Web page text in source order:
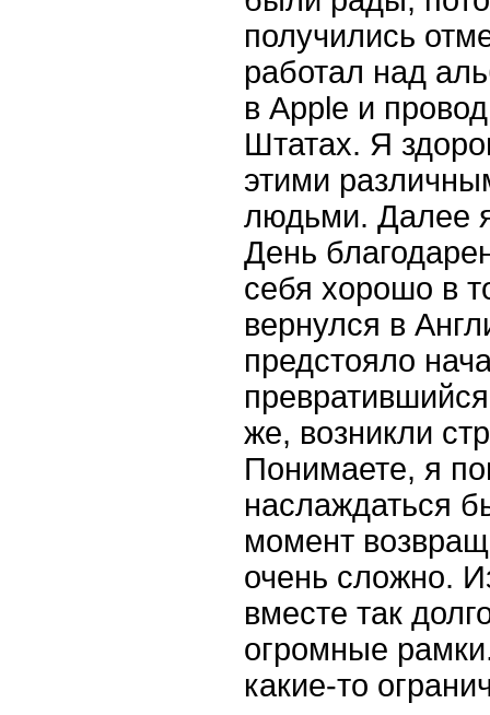
получились
работал над
в Apple и
Штатах. Я
этими
людьми. Далее
День
себя хорошо в
вернулся в
предстояло
же, возникли
Понимаете, я
наслаждаться
момент
очень сложно.
вместе так
огромные
какие-то